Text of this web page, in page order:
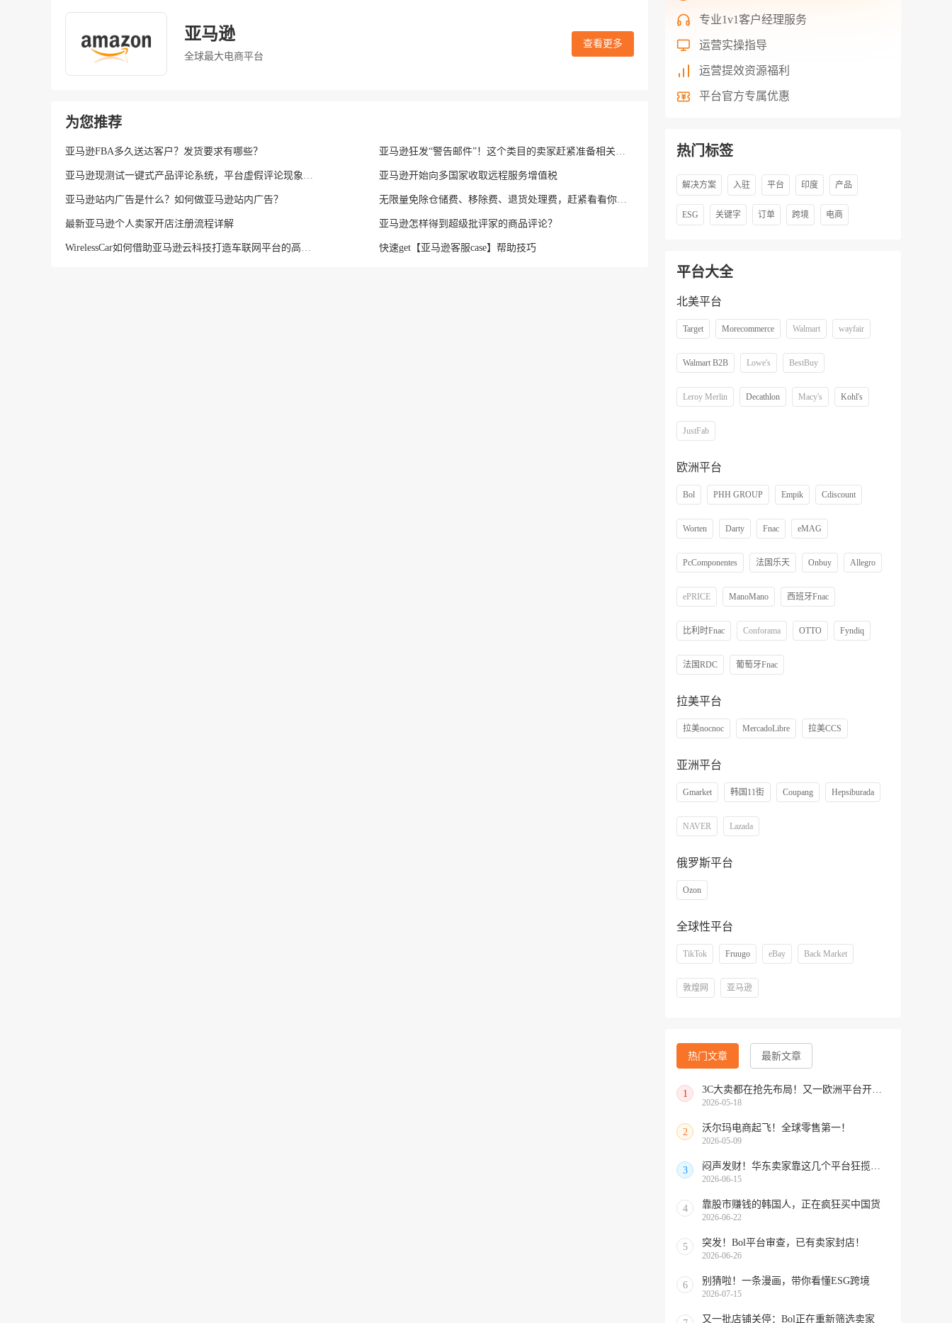
亚马逊
全球最大电商平台
查看更多
为您推荐
亚马逊FBA多久送达客户？发货要求有哪些？ 亚马逊狂发“警告邮件”！这个类目的卖家赶紧准备相关文件
亚马逊现测试一键式产品评论系统，平台虚假评论现象或将改善 亚马逊开始向多国家收取远程服务增值税
亚马逊站内广告是什么？如何做亚马逊站内广告？ 无限量免除仓储费、移除费、退货处理费，赶紧看看你的哪些产品符合要求！
最新亚马逊个人卖家开店注册流程详解 亚马逊怎样得到超级批评家的商品评论？
WirelessCar如何借助亚马逊云科技打造车联网平台的高弹性和高可用 客户案例,wirelesscar 如何借助亚马逊云 快速get【亚马逊客服case】帮助技巧
专业1v1客户经理服务
运营实操指导
运营提效资源福利
平台官方专属优惠
热门标签
解决方案 入驻 平台 印度 产品
ESG 关键字 订单 跨境 电商
平台大全
北美平台
Target Morecommerce Walmart wayfair
Walmart B2B Lowe's BestBuy
Leroy Merlin Decathlon Macy's Kohl's
JustFab
欧洲平台
Bol PHH GROUP Empik Cdiscount
Worten Darty Fnac eMAG
PcComponentes 法国乐天 Onbuy Allegro
ePRICE ManoMano 西班牙Fnac
比利时Fnac Conforama OTTO Fyndiq
法国RDC 葡萄牙Fnac
拉美平台
拉美nocnoc MercadoLibre 拉美CCS
亚洲平台
Gmarket 韩国11街 Coupang Hepsiburada
NAVER Lazada
俄罗斯平台
Ozon
全球性平台
TikTok Fruugo eBay Back Market
敦煌网 亚马逊
热门文章 最新文章
1 3C大卖都在抢先布局！又一欧洲平台开放中国招商
2026-05-18
2 沃尔玛电商起飞！全球零售第一！
2026-05-09
3 闷声发财！华东卖家靠这几个平台狂揽北美订单，华南机会来了！
2026-06-15
4 靠股市赚钱的韩国人，正在疯狂买中国货
2026-06-22
5 突发！Bol平台审查，已有卖家封店！
2026-06-26
6 别猜啦！一条漫画，带你看懂ESG跨境
2026-07-15
又一批店铺关停：Bol正在重新筛选卖家